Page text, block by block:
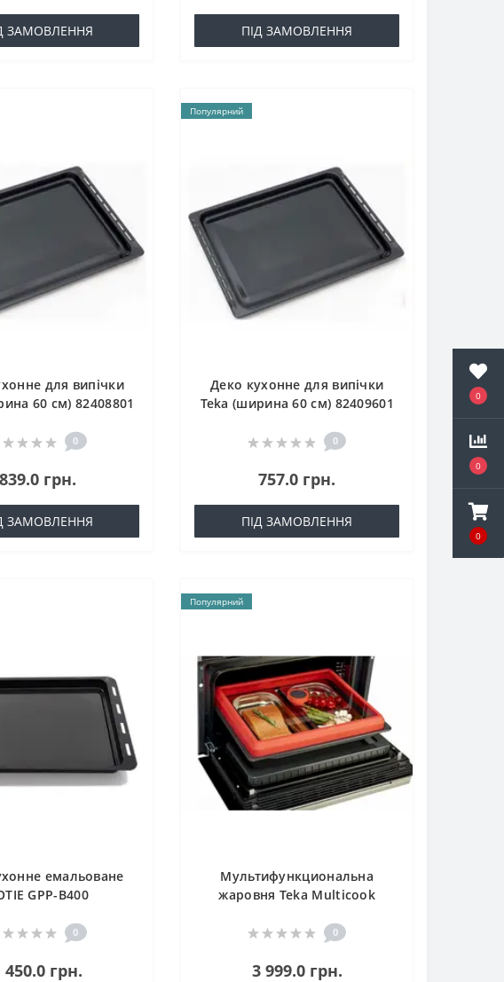
0
0
0
ЗАМОВЛЕННЯ ПІД ЗАМОВЛЕННЯ
для випічки
60 см) 82408801
0
839.0 грн.
ЗАМОВЛЕННЯ
Популярний
Деко кухонне для випічки
Teka (ширина 60 см) 82409601
0
757.0 грн.
ПІД ЗАМОВЛЕННЯ
емальоване
GPP-B400
0
450.0 грн.
Популярний
Мультифункциональна
жаровня Teka Multicook
0
3 999.0 грн.